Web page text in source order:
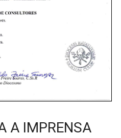
A IMPRENSA